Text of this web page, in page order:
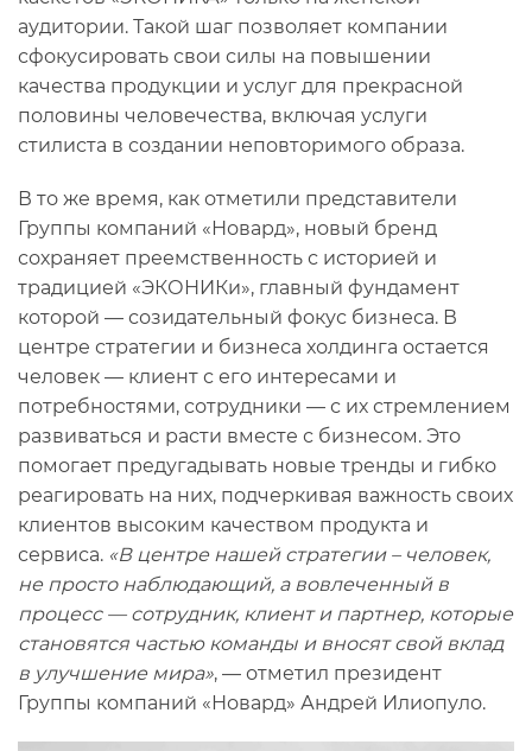
аудитории. Такой шаг позволяет компании
сфокусировать свои силы на повышении
качества продукции и услуг для прекрасной
половины человечества, включая услуги
стилиста в создании неповторимого образа.
В то же время, как отметили представители
Группы компаний «Новард», новый бренд
сохраняет преемственность с историей и
традицией «ЭКОНИКи», главный фундамент
которой — созидательный фокус бизнеса. В
центре стратегии и бизнеса холдинга остается
человек — клиент с его интересами и
потребностями, сотрудники — с их стремлением
развиваться и расти вместе с бизнесом. Это
помогает предугадывать новые тренды и гибко
реагировать на них, подчеркивая важность своих
клиентов высоким качеством продукта и
сервиса. «В центре нашей стратегии – человек,
не просто наблюдающий, а вовлеченный в
процесс — сотрудник, клиент и партнер, которые
становятся частью команды и вносят свой вклад
в улучшение мира», — отметил президент
Группы компаний «Новард» Андрей Илиопуло.